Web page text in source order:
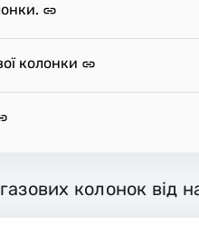
колонки
колонок від